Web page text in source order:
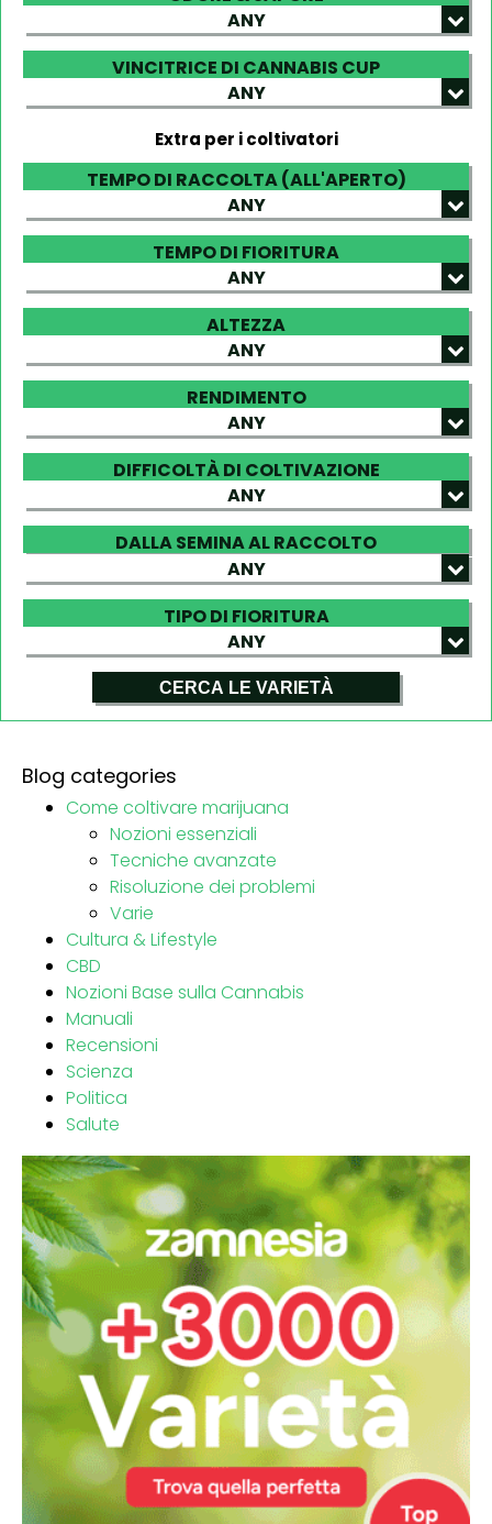
ANY
VINCITRICE DI CANNABIS CUP
ANY
Extra per i coltivatori
TEMPO DI RACCOLTA (ALL'APERTO)
ANY
TEMPO DI FIORITURA
ANY
ALTEZZA
ANY
RENDIMENTO
ANY
DIFFICOLTÀ DI COLTIVAZIONE
ANY
DALLA SEMINA AL RACCOLTO
ANY
TIPO DI FIORITURA
ANY
Blog categories
Come coltivare marijuana
Nozioni essenziali
Tecniche avanzate
Risoluzione dei problemi
Varie
Cultura & Lifestyle
CBD
Nozioni Base sulla Cannabis
Manuali
Recensioni
Scienza
Politica
Salute